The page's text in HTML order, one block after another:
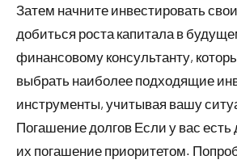
Затем начните инвестировать
добиться роста капитала в
финансовому консультанту,
выбрать наиболее подходящие
инструменты, учитывая вашу
Погашение долгов Если у вас есть
их погашение приоритетом.